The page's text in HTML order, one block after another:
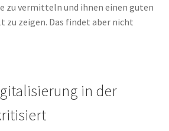
zu vermitteln und ihnen einen guten
zu zeigen. Das findet aber nicht
in der